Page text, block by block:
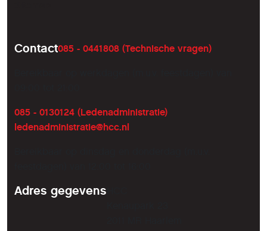
Contact085 - 0441808 (Technische vragen)
085 - 0130124 (Ledenadministratie)
ledenadministratie@hcc.nl
Adres gegevens